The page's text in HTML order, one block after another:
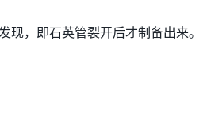
，即石英管裂开后才制备出来。